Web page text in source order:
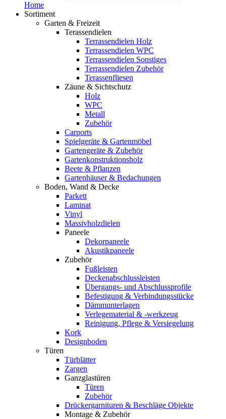
Home
Sortiment
Garten & Freizeit
Terassendielen
Terrassendielen Holz
Terrassendielen WPC
Terrassendielen Sonstiges
Terrassendielen Zubehör
Terassenfliesen
Zäune & Sichtschutz
Holz
WPC
Metall
Zubehör
Carports
Spielgeräte & Gartenmöbel
Gartengeräte & Zubehör
Gartenkonstruktionsholz
Beete & Pflanzen
Gartenhäuser & Bedachungen
Boden, Wand & Decke
Parkett
Laminat
Vinyl
Massivholzdielen
Paneele
Dekorpaneele
Akustikpaneele
Zubehör
Fußleisten
Deckenabschlussleisten
Übergangs- und Abschlussprofile
Befestigung & Verbindungsstücke
Dämmunterlagen
Verlegematerial & -werkzeug
Reinigung, Pflege & Versiegelung
Kork
Designboden
Türen
Türblätter
Zargen
Ganzglastüren
Türen
Zubehör
Drückergarnituren & Beschläge Objekte
Montage & Zubehör